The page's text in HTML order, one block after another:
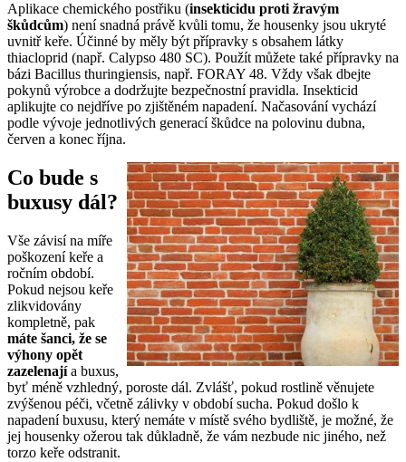
Aplikace chemického postřiku (insekticidu proti žravým
škůdcům) není snadná právě kvůli tomu, že housenky jsou ukryté
uvnitř keře. Účinné by měly být přípravky s obsahem látky
thiacloprid (např. Calypso 480 SC). Použít můžete také přípravky na
bázi Bacillus thuringiensis, např. FORAY 48. Vždy však dbejte
pokynů výrobce a dodržujte bezpečnostní pravidla. Insekticid
aplikujte co nejdříve po zjištěném napadení. Načasování vychází
podle vývoje jednotlivých generací škůdce na polovinu dubna,
červen a konec října.
Co bude s
buxusy dál?
Vše závisí na míře
poškození keře a
ročním období.
Pokud nejsou keře
zlikvidovány
kompletně, pak
máte šanci, že se
výhony opět
zazelenajía buxus,
byť méně vzhledný, poroste dál. Zvlášť, pokud rostlině věnujete
zvýšenou péči, včetně zálivky v období sucha. Pokud došlo k
napadení buxusu, který nemáte v místě svého bydliště, je možné, že
jej housenky ožerou tak důkladně, že vám nezbude nic jiného, než
torzo keře odstranit.